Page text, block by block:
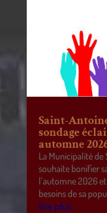
Saint-
sondage
automne
La Municipalité
souhaite bonifier
l’automne 2026
besoins de sa
lire plus